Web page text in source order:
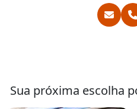
Sua próxima escolha